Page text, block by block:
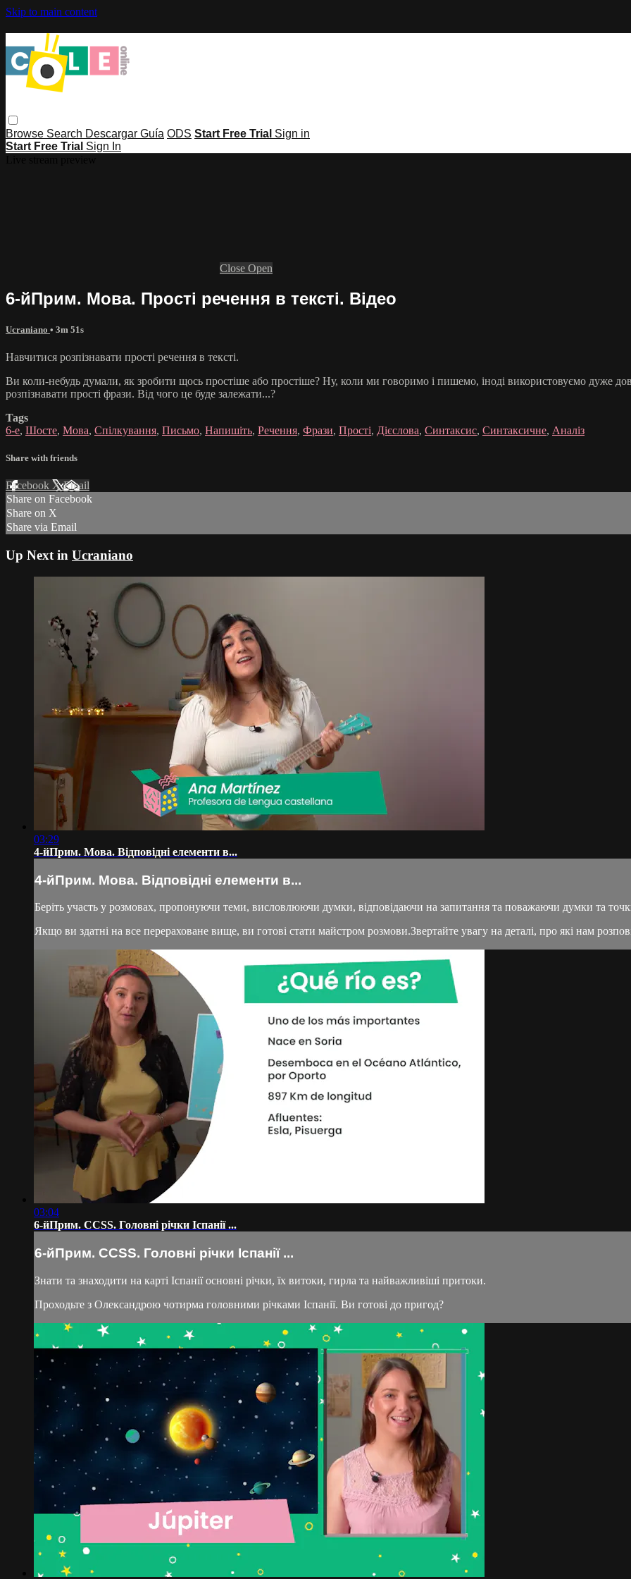
Skip to main content
Browse Search Descargar Guía ODS Start Free Trial Sign in
Start Free Trial Sign In
Close Open
6-йПрим. Мова. Прості речення в тексті. Відео
Ucraniano • 3m 51s
Навчитися розпізнавати прості речення в тексті.
Ви коли-небудь думали, як зробити щось простіше або простіше? Ну, коли ми говоримо і пишемо, іноді використовуємо дуже
розпізнавати прості фрази. Від чого це буде залежати...?
Tags
6-е, Шосте, Мова, Спілкування, Письмо, Напишіть, Речення, Фрази, Прості, Дієслова, Синтаксис, Синтаксичне, Аналіз
Share with friends
Facebook XEmail
Share on Facebook
Share on X
Share via Email
Up Next in Ucraniano
03:29
4-йПрим. Мова. Відповідні елементи в...
4-йПрим. Мова. Відповідні елементи в...
Беріть участь у розмовах, пропонуючи теми, висловлюючи думки, відповідаючи на запитання та поважаючи думки та
Якщо ви здатні на все перераховане вище, ви готові стати майстром розмови.Звертайте увагу на деталі, про які нам
03:04
6-йПрим. CCSS. Головні річки Іспанії ...
6-йПрим. CCSS. Головні річки Іспанії ...
Знати та знаходити на карті Іспанії основні річки, їх витоки, гирла та найважливіші притоки.
Проходьте з Олександрою чотирма головними річками Іспанії. Ви готові до пригод?